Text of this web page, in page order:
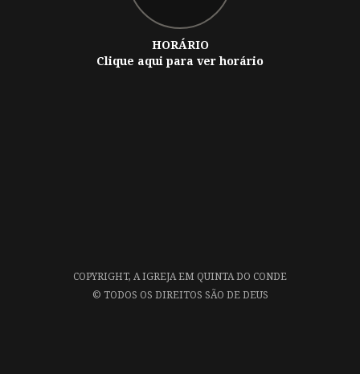
HORÁRIO
Clique aqui para ver horário
COPYRIGHT, A IGREJA EM QUINTA DO CONDE
© TODOS OS DIREITOS SÃO DE DEUS